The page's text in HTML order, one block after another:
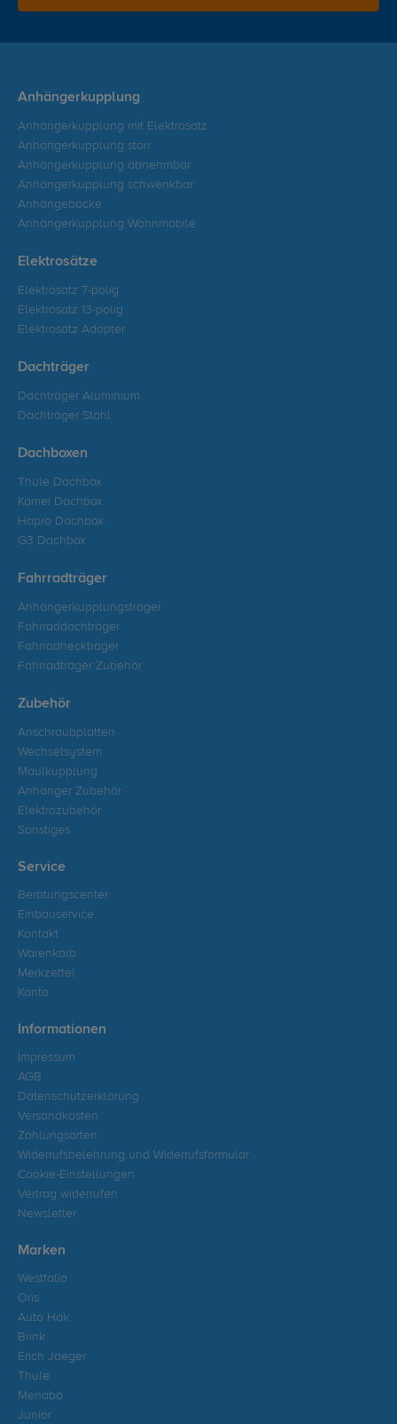
Anhängerkupplung
Anhängerkupplung mit Elektrosatz
Anhängerkupplung starr
Anhängerkupplung abnehmbar
Anhängerkupplung schwenkbar
Anhängeböcke
Anhängerkupplung Wohnmobile
Elektrosätze
Elektrosatz 7-polig
Elektrosatz 13-polig
Elektrosatz Adapter
Dachträger
Dachträger Aluminium
Dachträger Stahl
Dachboxen
Thule Dachbox
Kamei Dachbox
Hapro Dachbox
G3 Dachbox
Fahrradträger
Anhängerkupplungsträger
Fahrraddachträger
Fahrradheckträger
Fahrradträger Zubehör
Zubehör
Anschraubplatten
Wechselsystem
Maulkupplung
Anhänger Zubehör
Elektrozubehör
Sonstiges
Service
Beratungscenter
Einbauservice
Kontakt
Warenkorb
Merkzettel
Konto
Informationen
Impressum
AGB
Datenschutzerklärung
Versandkosten
Zahlungsarten
Widerrufsbelehrung und Widerrufsformular
Cookie-Einstellungen
Vertrag widerrufen
Newsletter
Marken
Westfalia
Oris
Auto Hak
Brink
Erich Jaeger
Thule
Menabo
Junior